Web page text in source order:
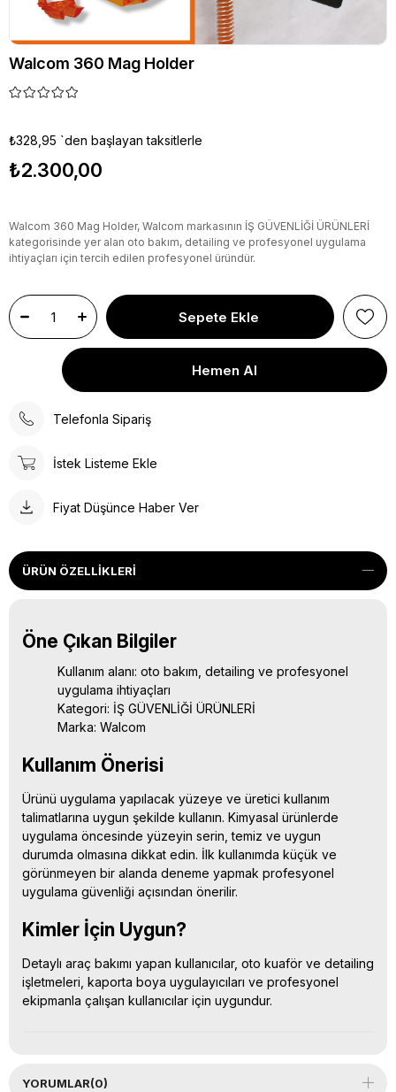
Walcom 360 Mag Holder
₺328,95 `den başlayan taksitlerle
₺2.300,00
Walcom 360 Mag Holder, Walcom markasının İŞ GÜVENLİĞİ ÜRÜNLERİ
kategorisinde yer alan oto bakım, detailing ve profesyonel uygulama
ihtiyaçları için tercih edilen profesyonel üründür.
Telefonla Sipariş
İstek Listeme Ekle
Fiyat Düşünce Haber Ver
ÜRÜN ÖZELLIKLERI
Öne Çıkan Bilgiler
Kullanım alanı: oto bakım, detailing ve profesyonel
uygulama ihtiyaçları
Kategori: İŞ GÜVENLİĞİ ÜRÜNLERİ
Marka: Walcom
Kullanım Önerisi
Ürünü uygulama yapılacak yüzeye ve üretici kullanım
talimatlarına uygun şekilde kullanın. Kimyasal ürünlerde
uygulama öncesinde yüzeyin serin, temiz ve uygun
durumda olmasına dikkat edin. İlk kullanımda küçük ve
görünmeyen bir alanda deneme yapmak profesyonel
uygulama güvenliği açısından önerilir.
Kimler İçin Uygun?
Detaylı araç bakımı yapan kullanıcılar, oto kuaför ve detailing
işletmeleri, kaporta boya uygulayıcıları ve profesyonel
ekipmanla çalışan kullanıcılar için uygundur.
YORUMLAR(0)